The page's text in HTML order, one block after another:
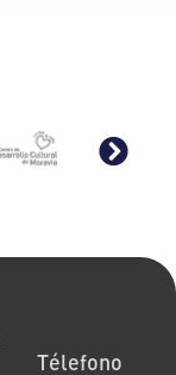
Télefono